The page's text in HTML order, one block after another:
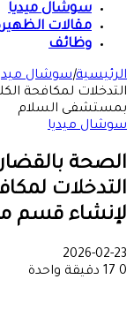
سوشال ميديا
مقالات
وظائف
الرئيسية|سوشال
التدخلات لمكافحة
بمستشفى السلام
سوشال ميديا
الصحة
التدخلات
لإنشاء قسم
2026-02-23
0
دقيقة واحدة